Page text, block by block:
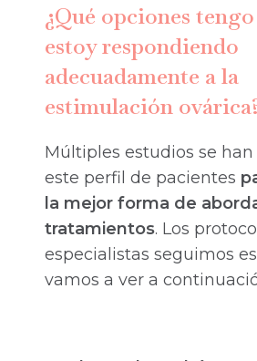
¿Qué opciones
estoy respondiendo
adecuadamente a la
estimulación
Múltiples estudios se
este perfil de pacientes
la mejor forma de
tratamientos. Los
especialistas seguimos
vamos a ver a